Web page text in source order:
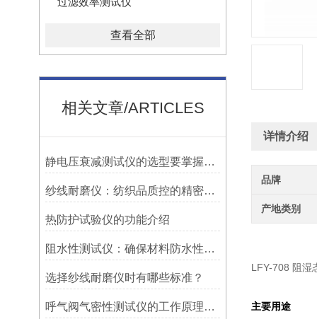
详情介绍
品牌
产地类别
LFY-708 阻湿
主要用途
查看全部
相关文章/ARTICLES
静电压衰减测试仪的选型要掌握哪些内容？
纱线耐磨仪：纺织品质控的精密标尺
热防护试验仪的功能介绍
阻水性测试仪：确保材料防水性能的关键检测工具
选择纱线耐磨仪时有哪些标准？
呼气阀气密性测试仪的工作原理与应用研究